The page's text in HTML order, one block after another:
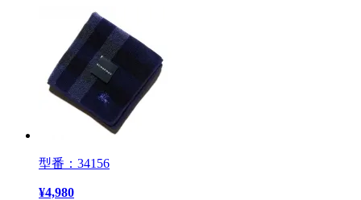
型番：34156
¥4,980